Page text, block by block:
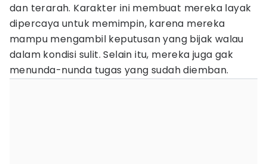
dan terarah. Karakter ini membuat mereka layak
dipercaya untuk memimpin, karena mereka
mampu mengambil keputusan yang bijak walau
dalam kondisi sulit. Selain itu, mereka juga gak
menunda-nunda tugas yang sudah diemban.